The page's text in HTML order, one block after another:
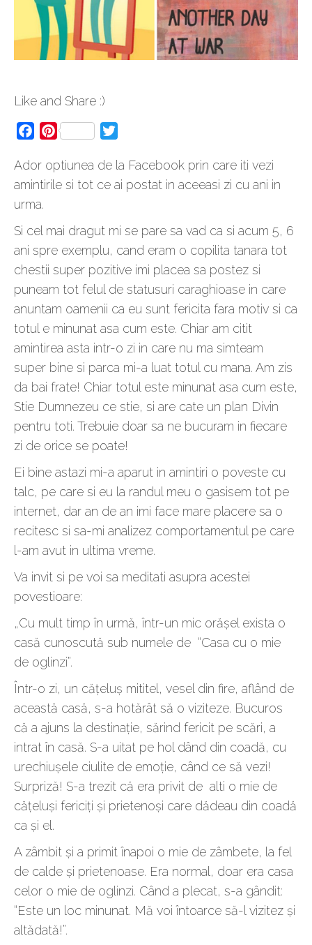
Like and Share :)
FacebookPinterest
Ador optiunea de la Facebook prin care iti vezi
amintirile si tot ce ai postat in aceeasi zi cu ani in
urma.
Si cel mai dragut mi se pare sa vad ca si acum 5, 6
ani spre exemplu, cand eram o copilita tanara tot
chestii super pozitive imi placea sa postez si
puneam tot felul de statusuri caraghioase in care
anuntam oamenii ca eu sunt fericita fara motiv si ca
totul e minunat asa cum este. Chiar am citit
amintirea asta intr-o zi in care nu ma simteam
super bine si parca mi-a luat totul cu mana. Am zis
da bai frate! Chiar totul este minunat asa cum este,
Stie Dumnezeu ce stie, si are cate un plan Divin
pentru toti. Trebuie doar sa ne bucuram in fiecare
zi de orice se poate!
Ei bine astazi mi-a aparut in amintiri o poveste cu
talc, pe care si eu la randul meu o gasisem tot pe
internet, dar an de an imi face mare placere sa o
recitesc si sa-mi analizez comportamentul pe care
l-am avut in ultima vreme.
Va invit si pe voi sa meditati asupra acestei
povestioare:
„Cu mult timp în urmă, într-un mic orăşel exista o
casă cunoscută sub numele de “Casa cu o mie
de oglinzi”.
Într-o zi, un căţeluş mititel, vesel din fire, aflând de
această casă, s-a hotărât să o viziteze. Bucuros
că a ajuns la destinaţie, sărind fericit pe scări, a
intrat în casă. S-a uitat pe hol dând din coadă, cu
urechiuşele ciulite de emoţie, când ce să vezi!
Surpriză! S-a trezit că era privit de alti o mie de
căţeluşi fericiți şi prietenoşi care dădeau din coadă
ca şi el.
A zâmbit şi a primit înapoi o mie de zâmbete, la fel
de calde şi prietenoase. Era normal, doar era casa
celor o mie de oglinzi. Când a plecat, s-a gândit:
“Este un loc minunat. Mă voi întoarce să-l vizitez şi
altădată!”.